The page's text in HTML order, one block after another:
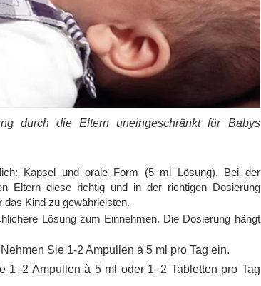
durch die Eltern uneingeschränkt für Babys
Kapsel und orale Form (5 ml Lösung). Bei der
Eltern diese richtig und in der richtigen Dosierung
Kind zu gewährleisten.
Lösung zum Einnehmen. Die Dosierung hängt
Sie 1-2 Ampullen à 5 ml pro Tag ein.
1–2 Ampullen à 5 ml oder 1–2 Tabletten pro Tag